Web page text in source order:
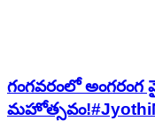
గంగవరంలో